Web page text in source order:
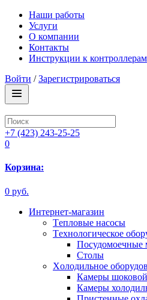
Наши работы
Услуги
О компании
Контакты
Инструкции к контроллерам
Войти /Зарегистрироваться
+7 (423) 243-25-25
0
Корзина:
0 руб.
Интернет-магазин
Tепловые насосы
Tехнологическое
Столы
Xолодильное
Камеры шоковой
Камеры